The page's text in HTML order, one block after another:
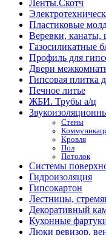
Ленты.Скотч
Пластиковые
Веревки, канаты,
Газосиликатные
Профиль для
Двери
Гипсовая плитка
Печное литье
ЖБИ. Трубы а/ц
Стены
Кровля
Пол
Потолок
Системы
Гидроизоляция
Гипсокартон
Лестницы,
Декоративный
Кухонные
Люки ревизор,